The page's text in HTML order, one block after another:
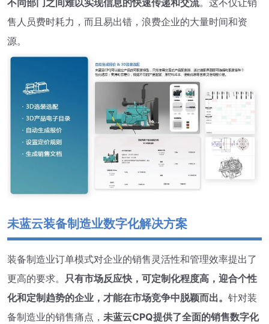
不同部门之间难以实现信息的快速传递和交流。这不仅让销
售人员费时耗力，而且易出错，浪费企业的大量时间和资
源。
未蓝云装备制造业数字化解决方案
装备制造业订单模式对企业的销售灵活性和管理效率提出了
更高的要求。 只有市场反应快，可定制化程度高，迎合个性
化和定制趋势的企业，才能在市场竞争中脱颖而出。 针对装
备制造业的销售痛点， 未蓝云CPQ提供了全面的销售数字化